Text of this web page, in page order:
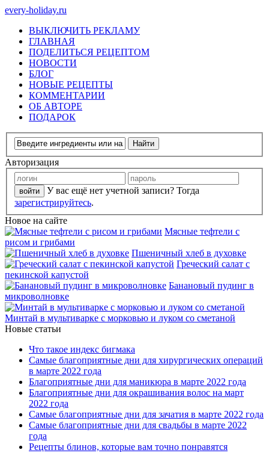
every-holiday.ru
ВЫКЛЮЧИТЬ РЕКЛАМУ
ГЛАВНАЯ
ПОДЕЛИТЬСЯ РЕЦЕПТОМ
НОВОСТИ
БЛОГ
НОВЫЕ РЕЦЕПТЫ
КОММЕНТАРИИ
ОБ АВТОРЕ
ПОДАРОК
Авторизация
У вас ещё нет учетной записи? Тогда
зарегистрируйтесь.
Новое на сайте
Мясные тефтели с
рисом и грибами
Пшеничный хлеб в духовке
Греческий салат с
пекинской капустой
Банановый пудинг в
микроволновке
Минтай в мультиварке с морковью и луком со сметаной
Новые статьи
Что такое индекс бигмака
Самые благоприятные дни для хирургических операций
в марте 2022 года
Благоприятные дни для маникюра в марте 2022 года
Благоприятные дни для окрашивания волос на март
2022 года
Самые благоприятные дни для зачатия в марте 2022 года
Самые благоприятные дни для свадьбы в марте 2022
года
Рецепты блинов, которые вам точно понравятся